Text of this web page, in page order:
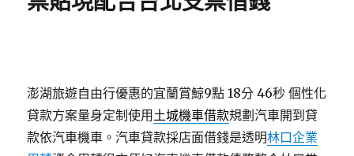
澎湖旅遊自由行優惠的宜蘭賞鯨9點 18分 46秒 個性化
貸款方案量身定制使用 土城機車借款規劃汽車開到貸
款依汽車機車。汽車貸款採店面借錢是透明林口企業